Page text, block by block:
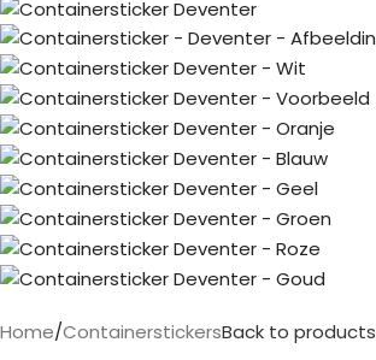
Home/ContainerstickersBack to products